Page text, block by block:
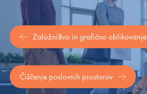
Založništvo in grafično oblikovanje
Čiščenje poslovnih prostorov